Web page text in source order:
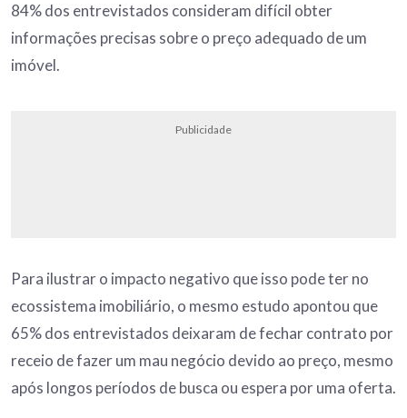
84% dos entrevistados consideram difícil obter
informações precisas sobre o preço adequado de um
imóvel.
Publicidade
Para ilustrar o impacto negativo que isso pode ter no
ecossistema imobiliário, o mesmo estudo apontou que
65% dos entrevistados deixaram de fechar contrato por
receio de fazer um mau negócio devido ao preço, mesmo
após longos períodos de busca ou espera por uma oferta.